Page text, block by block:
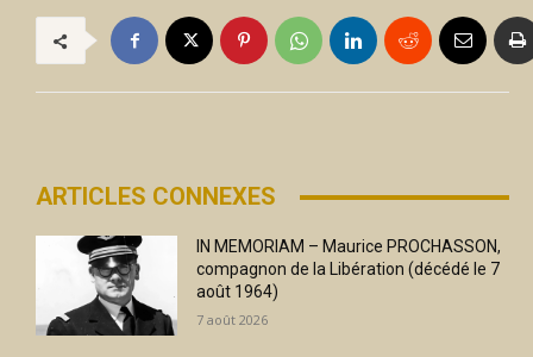
ARTICLES CONNEXES
IN MEMORIAM – Maurice PROCHASSON,
compagnon de la Libération (décédé le 7
août 1964)
7 août 2026